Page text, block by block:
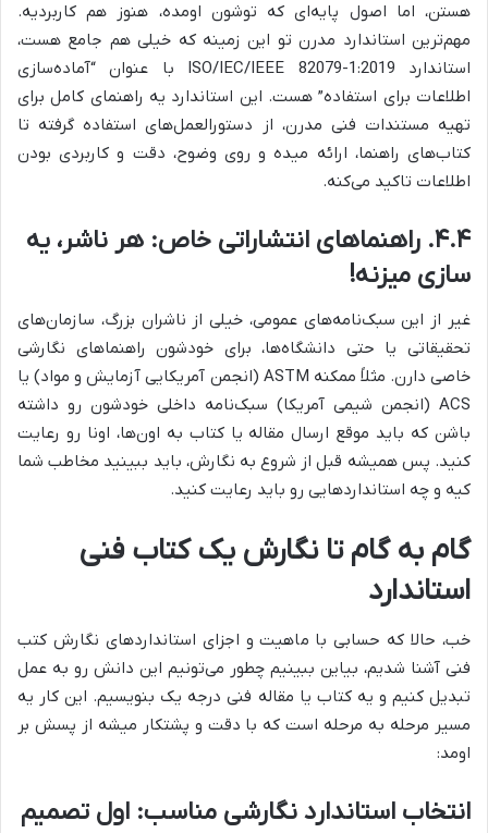
هستن، اما اصول پایه‌ای که توشون اومده، هنوز هم کاربردیه.
مهم‌ترین استاندارد مدرن تو این زمینه که خیلی هم جامع هست،
استاندارد ISO/IEC/IEEE 82079-1:2019 با عنوان “آماده‌سازی
اطلاعات برای استفاده” هست. این استاندارد یه راهنمای کامل برای
تهیه مستندات فنی مدرن، از دستورالعمل‌های استفاده گرفته تا
کتاب‌های راهنما، ارائه میده و روی وضوح، دقت و کاربردی بودن
اطلاعات تاکید می‌کنه.
۴.۴. راهنماهای انتشاراتی خاص: هر ناشر، یه
سازی میزنه!
غیر از این سبک‌نامه‌های عمومی، خیلی از ناشران بزرگ، سازمان‌های
تحقیقاتی یا حتی دانشگاه‌ها، برای خودشون راهنماهای نگارشی
خاصی دارن. مثلاً ممکنه ASTM (انجمن آمریکایی آزمایش و مواد) یا
ACS (انجمن شیمی آمریکا) سبک‌نامه داخلی خودشون رو داشته
باشن که باید موقع ارسال مقاله یا کتاب به اون‌ها، اونا رو رعایت
کنید. پس همیشه قبل از شروع به نگارش، باید ببینید مخاطب شما
کیه و چه استانداردهایی رو باید رعایت کنید.
گام به گام تا نگارش یک کتاب فنی
استاندارد
خب، حالا که حسابی با ماهیت و اجزای استانداردهای نگارش کتب
فنی آشنا شدیم، بیاین ببینیم چطور می‌تونیم این دانش رو به عمل
تبدیل کنیم و یه کتاب یا مقاله فنی درجه یک بنویسیم. این کار یه
مسیر مرحله به مرحله است که با دقت و پشتکار میشه از پسش بر
اومد:
انتخاب استاندارد نگارشی مناسب: اول تصمیم